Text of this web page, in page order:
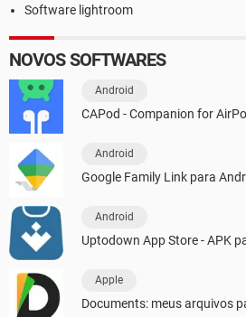
Software lightroom
NOVOS SOFTWARES
Android
CAPod - Companion for
Android
Google Family Link para
Android
Uptodown App Store - APK
Apple
Documents: meus arquivos